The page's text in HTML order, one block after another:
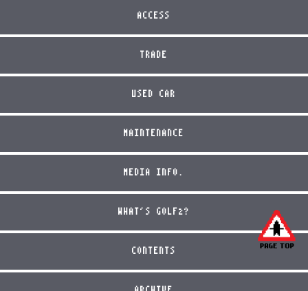
ACCESS
TRADE
USED CAR
MAINTENANCE
MEDIA INFO.
WHAT'S GOLF2?
CONTENTS